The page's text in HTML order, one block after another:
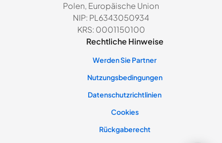
Polen, Europäische Union
NIP: PL6343050934
KRS: 0001150100
Rechtliche Hinweise
Werden Sie Partner
Nutzungsbedingungen
Datenschutzrichtlinien
Cookies
Rückgaberecht